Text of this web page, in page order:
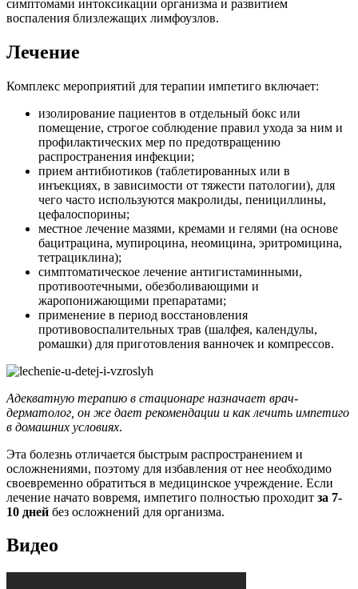
симптомами интоксикации организма и развитием
воспаления близлежащих лимфоузлов.
Лечение
Комплекс мероприятий для терапии импетиго включает:
изолирование пациентов в отдельный бокс или
помещение, строгое соблюдение правил ухода за ним и
профилактических мер по предотвращению
распространения инфекции;
прием антибиотиков (таблетированных или в
инъекциях, в зависимости от тяжести патологии), для
чего часто используются макролиды, пенициллины,
цефалоспорины;
местное лечение мазями, кремами и гелями (на основе
бацитрацина, мупироцина, неомицина, эритромицина,
тетрациклина);
симптоматическое лечение антигистаминными,
противоотечными, обезболивающими и
жаропонижающими препаратами;
применение в период восстановления
противовоспалительных трав (шалфея, календулы,
ромашки) для приготовления ванночек и компрессов.
Адекватную терапию в стационаре назначает врач-
дерматолог, он же дает рекомендации и как лечить импетиго
в домашних условиях.
Эта болезнь отличается быстрым распространением и
осложнениями, поэтому для избавления от нее необходимо
своевременно обратиться в медицинское учреждение. Если
лечение начато вовремя, импетиго полностью проходит за 7-
10 дней без осложнений для организма.
Видео